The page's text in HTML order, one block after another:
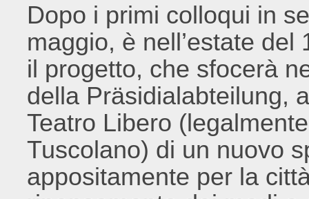
Dopo i primi colloqui in
maggio, è nell’estate
il progetto, che sfocerà
della Präsidialabteilung,
Teatro Libero
Tuscolano) di un nuovo
appositamente per la